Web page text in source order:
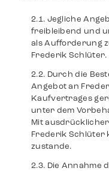
Jegliche
freibleibend und
als Aufforderung
Frederik Schlüter.
Durch die
Angebot an
Kaufvertrages
unter dem
Mit
Frederik Schlüter
zustande.
Die Annahme